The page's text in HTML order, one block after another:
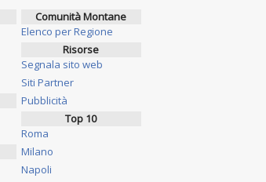
Comunità Montane
Elenco per Regione
Risorse
Segnala sito web
Siti Partner
Pubblicità
Top 10
Roma
Milano
Napoli